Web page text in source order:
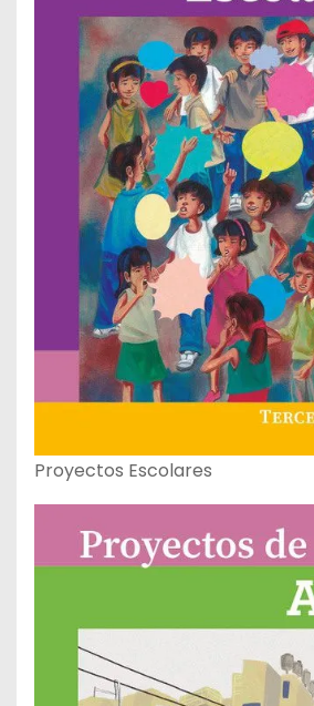
Proyectos Escolares